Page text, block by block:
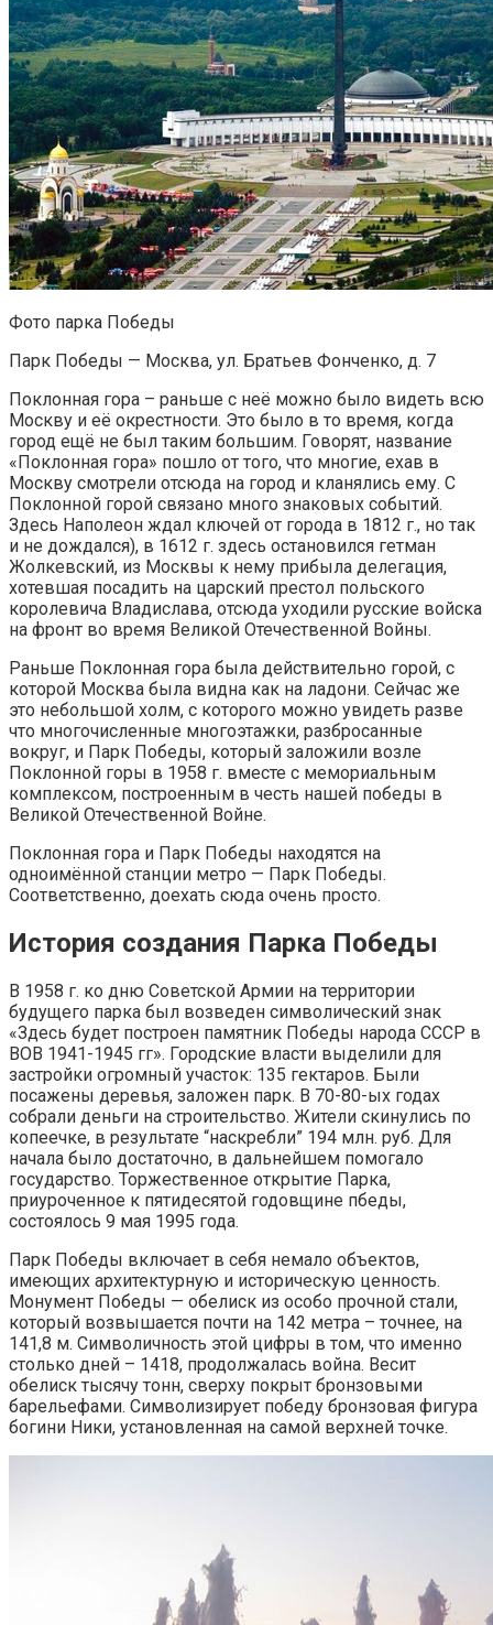
Фото парка Победы
Парк Победы — Москва, ул. Братьев Фонченко, д. 7
Поклонная гора – раньше с неё можно было видеть всю
Москву и её окрестности. Это было в то время, когда
город ещё не был таким большим. Говорят, название
«Поклонная гора» пошло от того, что многие, ехав в
Москву смотрели отсюда на город и кланялись ему. С
Поклонной горой связано много знаковых событий.
Здесь Наполеон ждал ключей от города в 1812 г., но так
и не дождался), в 1612 г. здесь остановился гетман
Жолкевский, из Москвы к нему прибыла делегация,
хотевшая посадить на царский престол польского
королевича Владислава, отсюда уходили русские войска
на фронт во время Великой Отечественной Войны.
Раньше Поклонная гора была действительно горой, с
которой Москва была видна как на ладони. Сейчас же
это небольшой холм, с которого можно увидеть разве
что многочисленные многоэтажки, разбросанные
вокруг, и Парк Победы, который заложили возле
Поклонной горы в 1958 г. вместе с мемориальным
комплексом, построенным в честь нашей победы в
Великой Отечественной Войне.
Поклонная гора и Парк Победы находятся на
одноимённой станции метро — Парк Победы.
Соответственно, доехать сюда очень просто.
История создания Парка Победы
В 1958 г. ко дню Советской Армии на территории
будущего парка был возведен символический знак
«Здесь будет построен памятник Победы народа СССР в
ВОВ 1941-1945 гг». Городские власти выделили для
застройки огромный участок: 135 гектаров. Были
посажены деревья, заложен парк. В 70-80-ых годах
собрали деньги на строительство. Жители скинулись по
копеечке, в результате “наскребли” 194 млн. руб. Для
начала было достаточно, в дальнейшем помогало
государство. Торжественное открытие Парка,
приуроченное к пятидесятой годовщине пбеды,
состоялось 9 мая 1995 года.
Парк Победы включает в себя немало объектов,
имеющих архитектурную и историческую ценность.
Монумент Победы — обелиск из особо прочной стали,
который возвышается почти на 142 метра – точнее, на
141,8 м. Символичность этой цифры в том, что именно
столько дней – 1418, продолжалась война. Весит
обелиск тысячу тонн, сверху покрыт бронзовыми
барельефами. Символизирует победу бронзовая фигура
богини Ники, установленная на самой верхней точке.